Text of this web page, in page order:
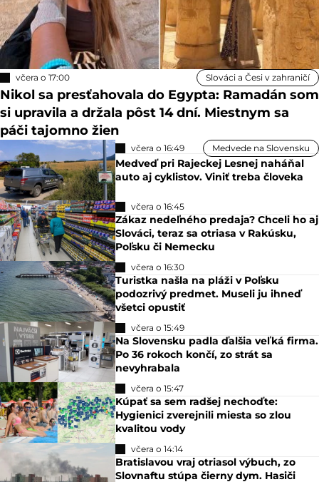
včera o 17:00 Slováci a Česi v zahraničí
Nikol sa presťahovala do Egypta: Ramadán som
si upravila a držala pôst 14 dní. Miestnym sa
páči tajomno žien
včera o 16:49 Medvede na Slovensku
Medveď pri Rajeckej Lesnej naháňal
auto aj cyklistov. Viniť treba človeka
včera o 16:45
Zákaz nedeľného predaja? Chceli ho aj
Slováci, teraz sa otriasa v Rakúsku,
Poľsku či Nemecku
včera o 16:30
Turistka našla na pláži v Poľsku
podozrivý predmet. Museli ju ihneď
všetci opustiť
včera o 15:49
Na Slovensku padla ďalšia veľká firma.
Po 36 rokoch končí, zo strát sa
nevyhrabala
včera o 15:47
Kúpať sa sem radšej nechoďte:
Hygienici zverejnili miesta so zlou
kvalitou vody
včera o 14:14
Bratislavou vraj otriasol výbuch, zo
Slovnaftu stúpa čierny dym. Hasiči